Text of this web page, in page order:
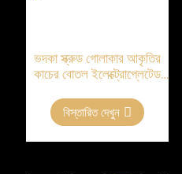
ভদকা স্ক্রুড গোলাকার আকৃতির
কাচের বোতল ইলেক্ট্রোপ্লেটেড
বিস্তারিত দেখুন